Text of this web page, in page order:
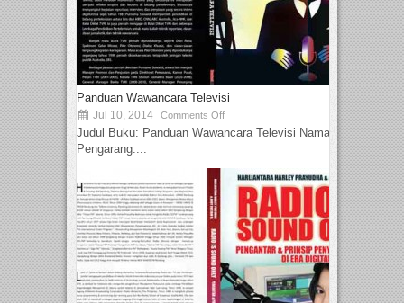
Panduan Wawancara Televisi
Jul 10, 2014 Comments Off
Judul Buku: Panduan Wawancara Televisi Nama
Pengarang:...